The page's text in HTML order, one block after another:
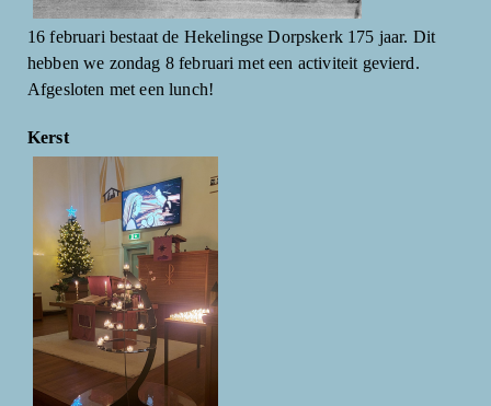
16 februari bestaat de Hekelingse Dorpskerk 175 jaar. Dit
hebben we zondag 8 februari met een activiteit gevierd.
Afgesloten met een lunch!
Kerst